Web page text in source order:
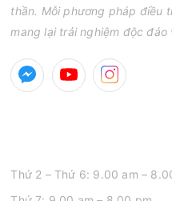
thần. Mỗi phương pháp điều
mang lại trải nghiệm độc đáo
Thứ 2 – Thứ 6: 9.00 am –